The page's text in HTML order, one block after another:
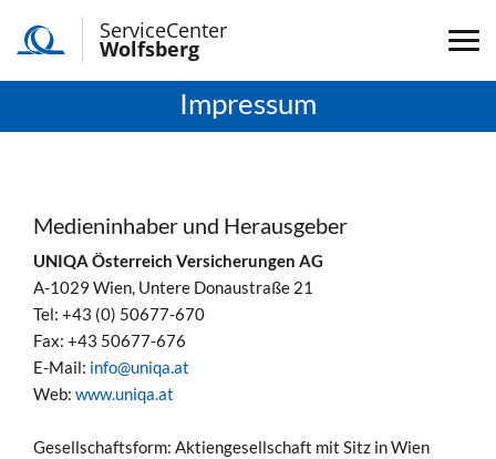
ServiceCenter
Wolfsberg
Impressum
Medieninhaber und Herausgeber
UNIQA Österreich Versicherungen AG
A-1029 Wien, Untere Donaustraße 21
Tel: +43 (0) 50677-670
Fax: +43 50677-676
E-Mail: info@uniqa.at
Web: www.uniqa.at
Gesellschaftsform: Aktiengesellschaft mit Sitz in Wien